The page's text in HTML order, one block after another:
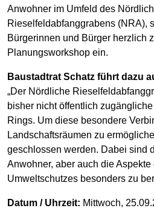
Anwohner im Umfeld des
Rieselfeldabfanggrabens (NRA),
Bürgerinnen und Bürger herzlich
Planungsworkshop ein.
Baustadtrat Schatz führt dazu
„Der Nördliche
bisher nicht öffentlich
Rings. Um diese besondere
Landschaftsräumen zu
geschlossen werden. Dabei sind
Anwohner, aber auch die Aspekte
Umweltschutzes besonders zu
Datum / Uhrzeit: Mittwoch,